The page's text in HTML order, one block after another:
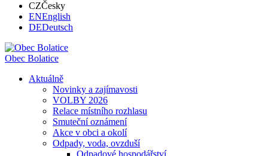
CZČesky
ENEnglish
DEDeutsch
Obec Bolatice
Aktuálně
Novinky a zajímavosti
VOLBY 2026
Relace místního rozhlasu
Smuteční oznámení
Akce v obci a okolí
Odpady, voda, ovzduší
Odpadové hospodářství